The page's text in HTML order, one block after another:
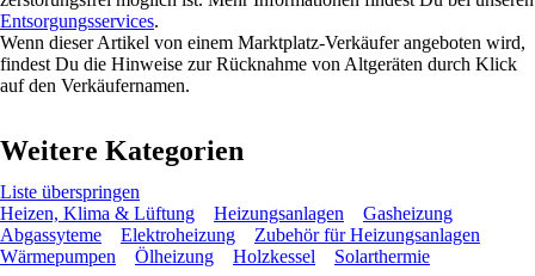
Entsorgungsservices.
Wenn dieser Artikel von einem Marktplatz-Verkäufer angeboten wird,
findest Du die Hinweise zur Rücknahme von Altgeräten durch Klick
auf den Verkäufernamen.
Weitere Kategorien
Liste überspringen
Heizen, Klima & Lüftung
Heizungsanlagen
Gasheizung
Abgassyteme
Elektroheizung
Zubehör für Heizungsanlagen
Wärmepumpen
Ölheizung Holzkessel Solarthermie